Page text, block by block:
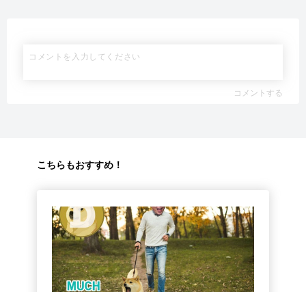
コメントする
こちらもおすすめ！